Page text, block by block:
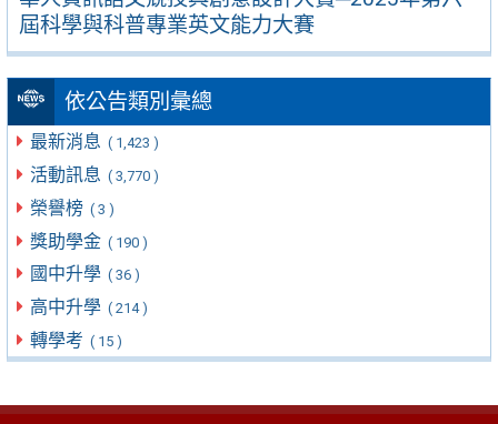
屆科學與科普專業英文能力大賽
依公告類別彙總
最新消息 ( 1,423 )
活動訊息 ( 3,770 )
榮譽榜 ( 3 )
獎助學金 ( 190 )
國中升學 ( 36 )
高中升學 ( 214 )
轉學考 ( 15 )